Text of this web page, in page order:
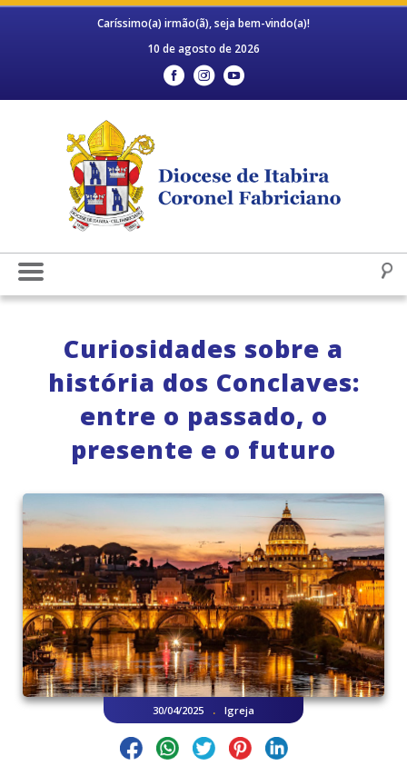
Caríssimo(a) irmão(ã), seja bem-vindo(a)!
10 de agosto de 2026
Curiosidades sobre a
história dos Conclaves:
entre o passado, o
presente e o futuro
30/04/2025 . Igreja